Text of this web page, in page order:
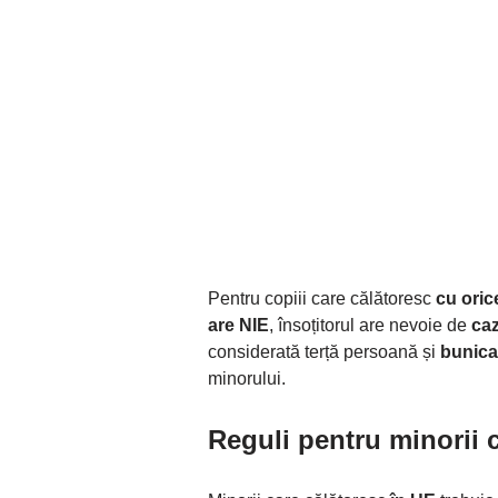
Pentru copiii care călătoresc cu
are NIE, însoțitorul are nevoie de
considerată terță persoană și bunica
minorului.
Reguli pentru minorii